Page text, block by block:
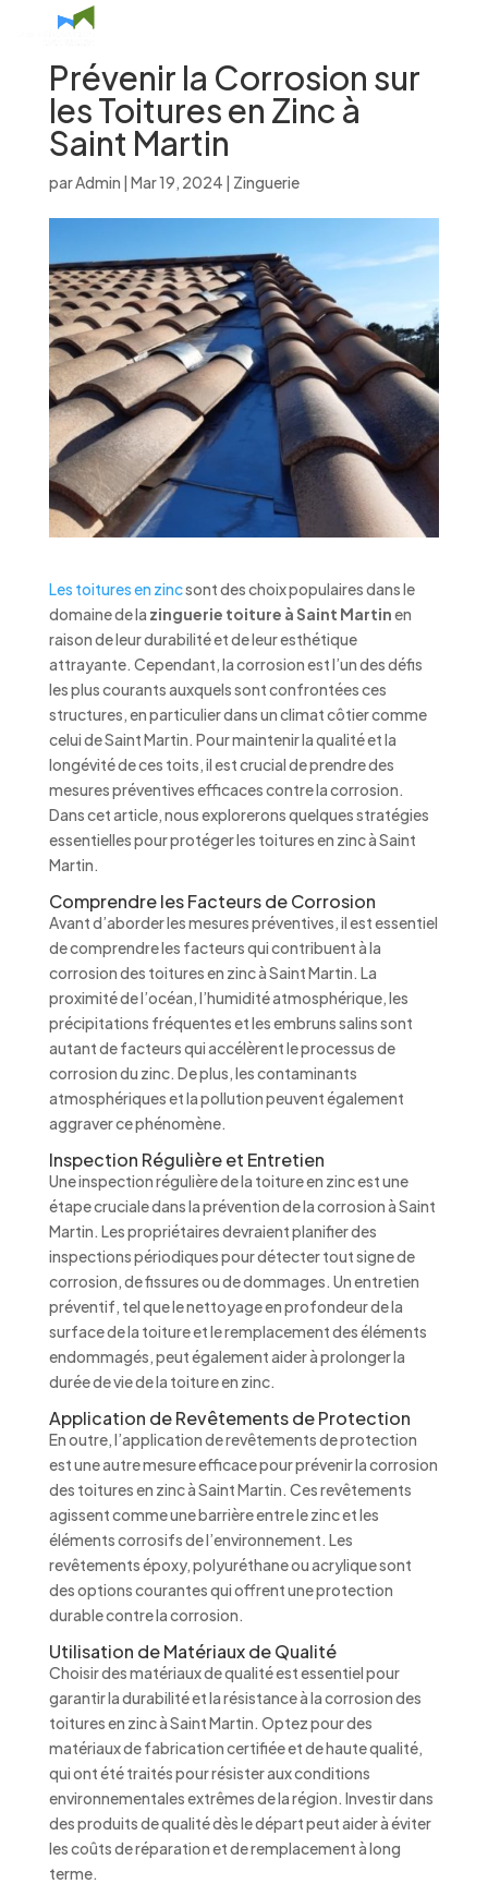
Prévenir la Corrosion sur
les Toitures en Zinc à
Saint Martin
parAdmin | Mar 19, 2024 | Zinguerie
Les toitures en zincsont des choix populaires dans le
domaine de la zinguerie toiture à Saint Martinen
raison de leur durabilité et de leur esthétique
attrayante. Cependant, la corrosion est l’un des défis
les plus courants auxquels sont confrontées ces
structures, en particulier dans un climat côtier comme
celui de Saint Martin. Pour maintenir la qualité et la
longévité de ces toits, il est crucial de prendre des
mesures préventives efficaces contre la corrosion.
Dans cet article, nous explorerons quelques stratégies
essentielles pour protéger les toitures en zinc à Saint
Martin.
Comprendre les Facteurs de Corrosion
Avant d’aborder les mesures préventives, il est essentiel
de comprendre les facteurs qui contribuent à la
corrosion des toitures en zinc à Saint Martin. La
proximité de l’océan, l’humidité atmosphérique, les
précipitations fréquentes et les embruns salins sont
autant de facteurs qui accélèrent le processus de
corrosion du zinc. De plus, les contaminants
atmosphériques et la pollution peuvent également
aggraver ce phénomène.
Inspection Régulière et Entretien
Une inspection régulière de la toiture en zinc est une
étape cruciale dans la prévention de la corrosion à Saint
Martin. Les propriétaires devraient planifier des
inspections périodiques pour détecter tout signe de
corrosion, de fissures ou de dommages. Un entretien
préventif, tel que le nettoyage en profondeur de la
surface de la toiture et le remplacement des éléments
endommagés, peut également aider à prolonger la
durée de vie de la toiture en zinc.
Application de Revêtements de Protection
En outre, l’application de revêtements de protection
est une autre mesure efficace pour prévenir la corrosion
des toitures en zinc à Saint Martin. Ces revêtements
agissent comme une barrière entre le zinc et les
éléments corrosifs de l’environnement. Les
revêtements époxy, polyuréthane ou acrylique sont
des options courantes qui offrent une protection
durable contre la corrosion.
Utilisation de Matériaux de Qualité
Choisir des matériaux de qualité est essentiel pour
garantir la durabilité et la résistance à la corrosion des
toitures en zinc à Saint Martin. Optez pour des
matériaux de fabrication certifiée et de haute qualité,
qui ont été traités pour résister aux conditions
environnementales extrêmes de la région. Investir dans
des produits de qualité dès le départ peut aider à éviter
les coûts de réparation et de remplacement à long
terme.